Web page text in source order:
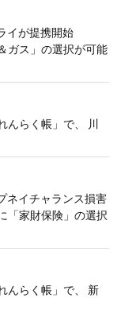
イが提携開始
ガス」の選択が可能
んらく帳」で、 川
ネイチャランス損害
「家財保険」の選択
んらく帳」で、 新